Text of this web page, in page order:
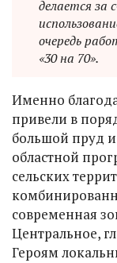
делается за
очередь
«30 на 70».
Именно
привели в
большой пруд
областной
сельских
современная
Центральное,
Героям